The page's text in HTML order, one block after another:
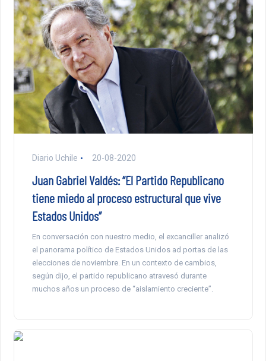
Diario Uchile 20-08-2020
Juan Gabriel Valdés: “El Partido Republicano
tiene miedo al proceso estructural que vive
Estados Unidos”
En conversación con nuestro medio, el excanciller analizó
el panorama político de Estados Unidos ad portas de las
elecciones de noviembre. En un contexto de cambios,
según dijo, el partido republicano atravesó durante
muchos años un proceso de “aislamiento creciente”.